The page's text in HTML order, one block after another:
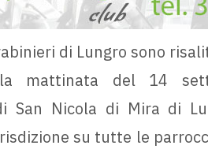
di Lungro sono
mattinata del 14
San Nicola di Mira di
su tutte le